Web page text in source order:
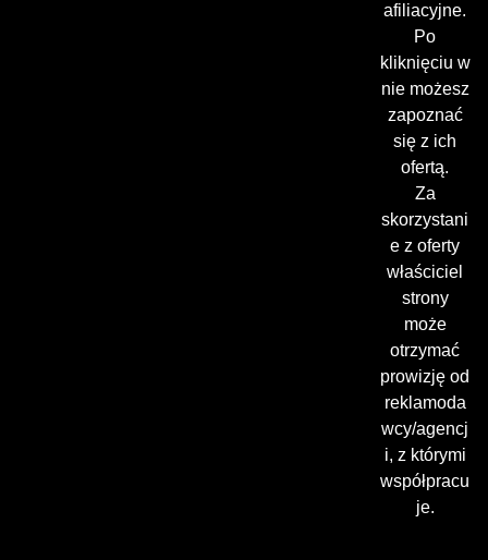
afiliacyjne.
Po
kliknięciu w
nie możesz
zapoznać
się z ich
ofertą.
Za
skorzystani
e z oferty
właściciel
strony
może
otrzymać
prowizję od
reklamoda
wcy/agencj
i, z którymi
współpracu
je.